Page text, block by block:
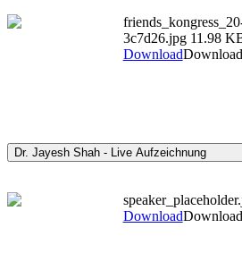
3c7d26.jpg 11.98
Download
Dr. Jayesh Shah - Live Aufzeichnung
Download